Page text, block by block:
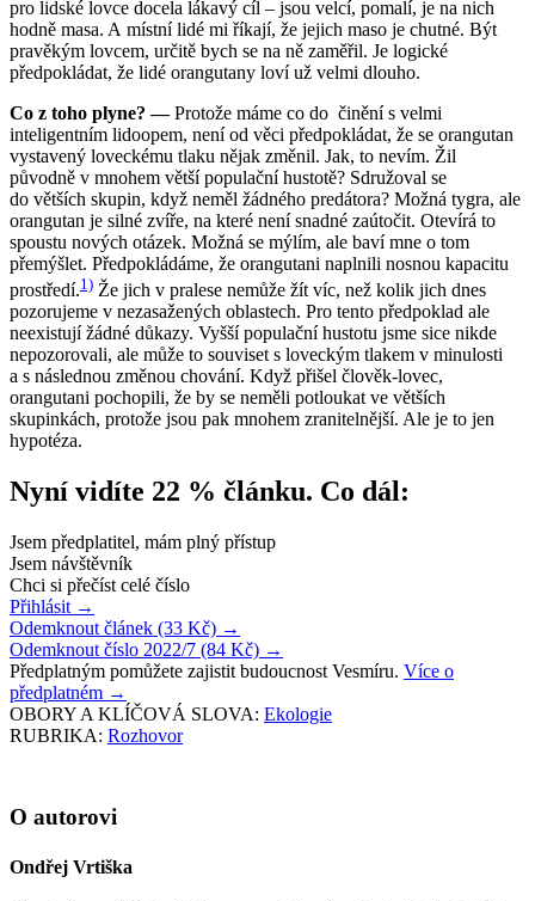
pro lidské lovce docela lákavý cíl – jsou velcí, pomalí, je na nich
hodně masa. A místní lidé mi říkají, že jejich maso je chutné. Být
pravěkým lovcem, určitě bych se na ně zaměřil. Je logické
předpokládat, že lidé orangutany loví už velmi dlouho.
Co z toho plyne? —Protože máme co do činění s velmi
inteligentním lidoopem, není od věci předpokládat, že se orangutan
vystavený loveckému tlaku nějak změnil. Jak, to nevím. Žil
původně v mnohem větší populační hustotě? Sdružoval se
do větších skupin, když neměl žádného predátora? Možná tygra, ale
orangutan je silné zvíře, na které není snadné zaútočit. Otevírá to
spoustu nových otázek. Možná se mýlím, ale baví mne o tom
přemýšlet. Předpokládáme, že orangutani naplnili nosnou kapacitu
prostředí.1) Že jich v pralese nemůže žít víc, než kolik jich dnes
pozorujeme v nezasažených oblastech. Pro tento předpoklad ale
neexistují žádné důkazy. Vyšší populační hustotu jsme sice nikde
nepozorovali, ale může to souviset s loveckým tlakem v minulosti
a s následnou změnou chování. Když přišel člověk-lovec,
orangutani pochopili, že by se neměli potloukat ve větších
skupinkách, protože jsou pak mnohem zranitelnější. Ale je to jen
hypotéza.
Nyní vidíte 22 % článku. Co dál:
Jsem předplatitel, mám plný přístup
Jsem návštěvník
Chci si přečíst celé číslo
Přihlásit →
Odemknout článek (33 Kč) →
Odemknout číslo 2022/7 (84 Kč) →
Předplatným pomůžete zajistit budoucnost Vesmíru. Více o
předplatném →
OBORY A KLÍČOVÁ SLOVA: Ekologie
RUBRIKA: Rozhovor
O autorovi
Ondřej Vrtiška